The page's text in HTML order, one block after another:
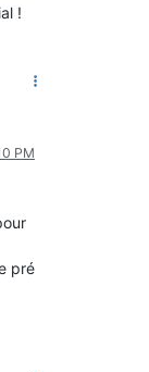
!
PM
pré